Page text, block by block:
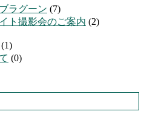
ラグーン (7)
ト撮影会のご案内 (2)
(1)
(0)